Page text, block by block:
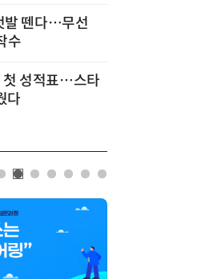
발 뗀다…무선
수
첫 성적표…스타
다